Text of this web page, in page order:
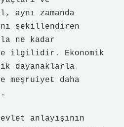
zamanda
şekillendiren
ne kadar
ilgilidir. Ekonomik
dayanaklarla
meşruiyet daha
anlayışının